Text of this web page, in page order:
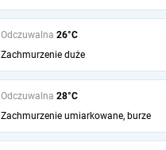
Odczuwalna 26°C
Zachmurzenie duże
Odczuwalna 28°C
Zachmurzenie umiarkowane, burze